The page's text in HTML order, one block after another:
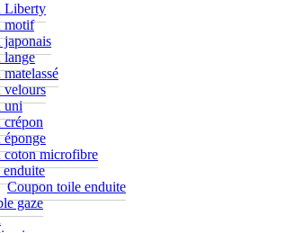
Liberty
motif
japonais
lange
matelassé
velours
uni
crépon
éponge
coton microfibre
Coupon toile enduite
gaze